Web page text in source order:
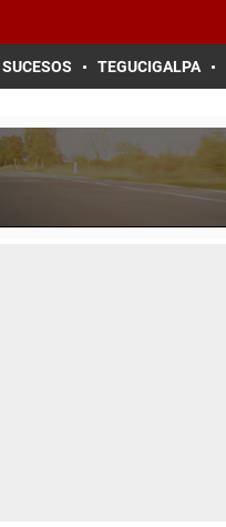
SUCESOS TEGUCIGALPA